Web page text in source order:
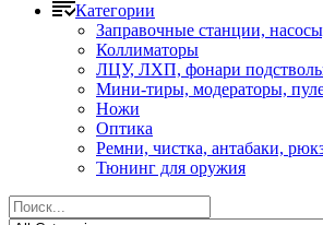
Категории
Заправочные станции,
Коллиматоры
ЛЦУ, ЛХП, фонари
Мини-тиры, модераторы,
Ножи
Оптика
Ремни, чистка, антабаки,
Тюнинг для оружия